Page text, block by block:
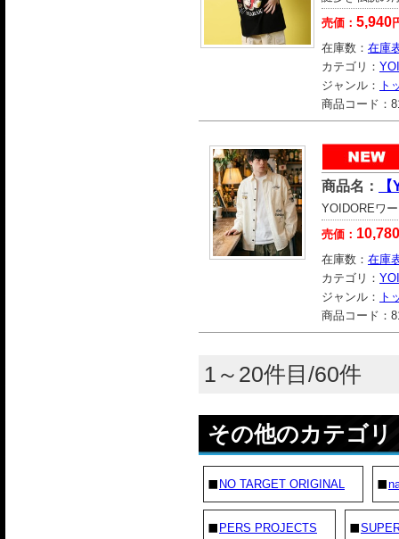
売価： 5,940
在庫数： 在庫
カテゴリ：
ジャンル： ト
商品コード：
商品名：
YOIDOREワ
売価： 10,780
在庫数： 在庫
カテゴリ：
ジャンル： ト
商品コード：
1～20件目/60件
その他のカテゴリ
NO TARGET ORIGINAL
PERS PROJECTS